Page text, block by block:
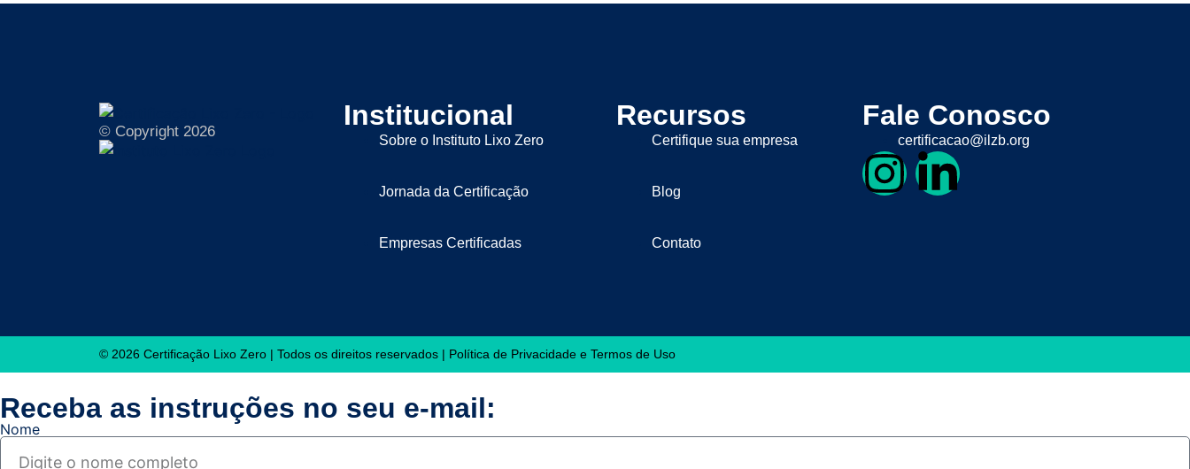
© Copyright 2026
Institucional
Sobre o Instituto Lixo Zero
Jornada da Certificação
Empresas Certificadas
Recursos
Certifique sua empresa
Blog
Contato
Fale Conosco
certificacao@ilzb.org
© 2026 Certificação Lixo Zero | Todos os direitos reservados | Política de Privacidade e Termos de Uso
Receba as instruções no seu e-mail:
Nome